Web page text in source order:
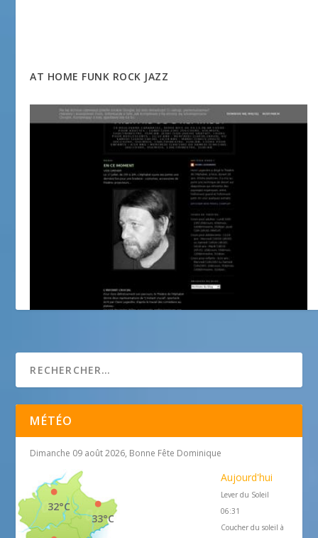
AT HOME FUNK ROCK JAZZ
MÉTÉO
Dimanche 09 août 2026, Bonne Fête Dominique
33°C
32°C
Aujourd'hui
Lever du Soleil
06:31
Coucher du soleil à